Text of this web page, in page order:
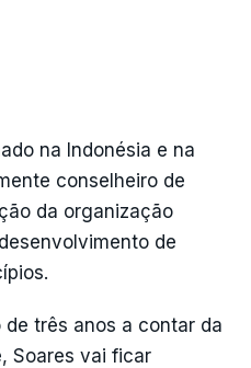
na Indonésia e na
conselheiro de
da organização
de
de três anos a contar da
Soares vai ficar